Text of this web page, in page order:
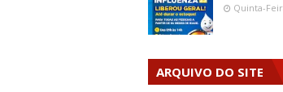
Quinta-
ARQUIVO DO SITE